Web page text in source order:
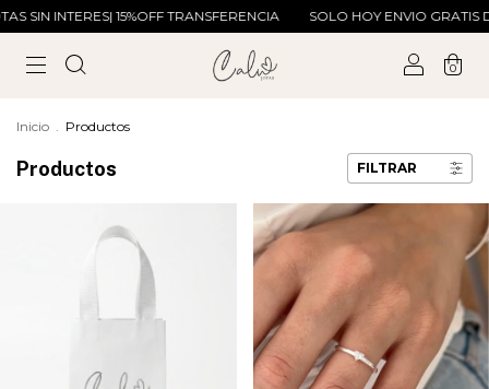
SOLO HOY ENVIO GRATIS DESDE $99.000 6 CUOTAS SIN
0
Inicio . Productos
Productos FILTRAR